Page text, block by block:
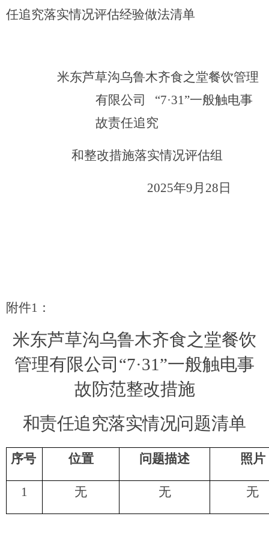
任追究落实情况评估经验做法清单
米东芦草沟乌鲁木齐食之堂餐饮管理
有限公司
“7·31”一般触电事
故责任追究
和整改措施落实情况评估组
2025年9月 28 日
附件1 ：
米东芦草沟乌鲁木齐食之堂餐饮
管理有限公司 “7·31”一般触电事
故防范整改措施
和责任追究落实情况问题清单
序号 位置 问题描述 照片
1 无 无 无